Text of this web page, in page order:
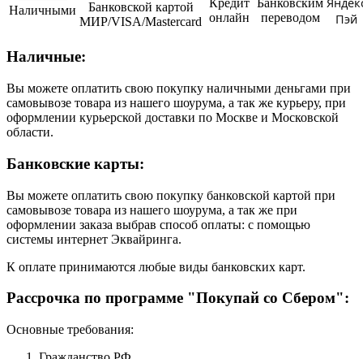
Наличными
Банковской картой
МИР/VISA/Mastercard онлайн
переводом
Пэй
Наличные:
Вы можете оплатить свою покупку наличными деньгами при
самовывозе товара из нашего шоурума, а так же курьеру, при
оформлении курьерской доставки по Москве и Московской
области.
Банковские карты:
Вы можете оплатить свою покупку банковской картой при
самовывозе товара из нашего шоурума, а так же при
оформлении заказа выбрав способ оплаты: с помощью
системы интернет Эквайринга.
К оплате принимаются любые виды банковских карт.
Рассрочка по программе "Покупай со Сбером":
Основные требования: